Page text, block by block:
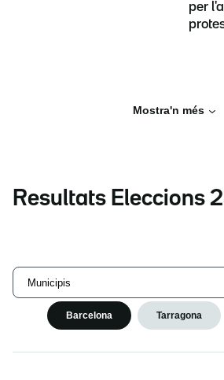
per
Mostra'n més
Resultats Eleccions
Municipis
Barcelona Tarragona